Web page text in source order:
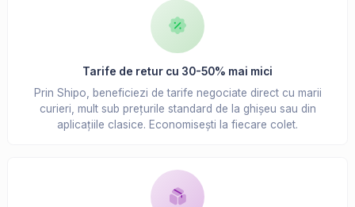
Tarife de retur cu 30-50% mai mici
Prin Shipo, beneficiezi de tarife negociate direct cu marii
curieri, mult sub prețurile standard de la ghișeu sau din
aplicațiile clasice. Economisești la fiecare colet.